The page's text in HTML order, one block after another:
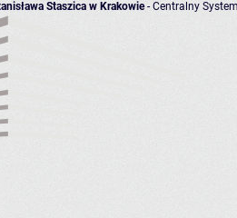
Staszica w Krakowie- Centralny